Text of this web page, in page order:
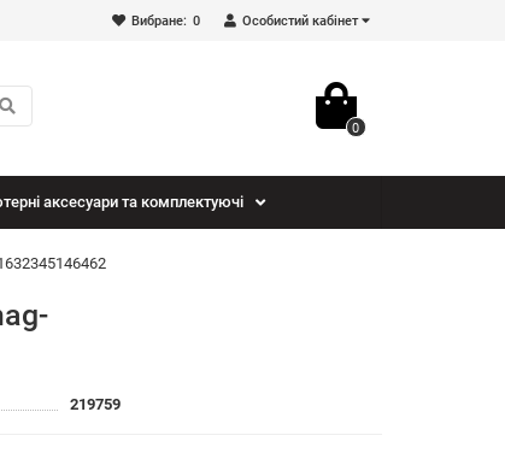
Особистий кабінет
Вибране: 0
0
аксесуари та комплектуючі
219759